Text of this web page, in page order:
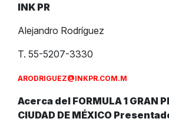
INK PR
Alejandro Rodríguez
T. 55-5207-3330
ARODRIGUEZ@INKPR.COM.M
Acerca del FORMULA 1 GRAN
CIUDAD DE MÉXICO